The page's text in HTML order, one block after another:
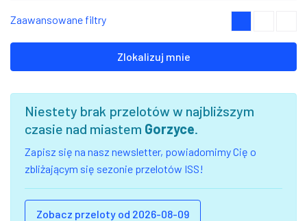
Zaawansowane filtry
Zlokalizuj mnie
Niestety brak przelotów w najbliższym
czasie nad miastem Gorzyce.
Zapisz się na nasz newsletter, powiadomimy Cię o
zbliżającym się sezonie przelotów ISS!
Zobacz przeloty od 2026-08-09